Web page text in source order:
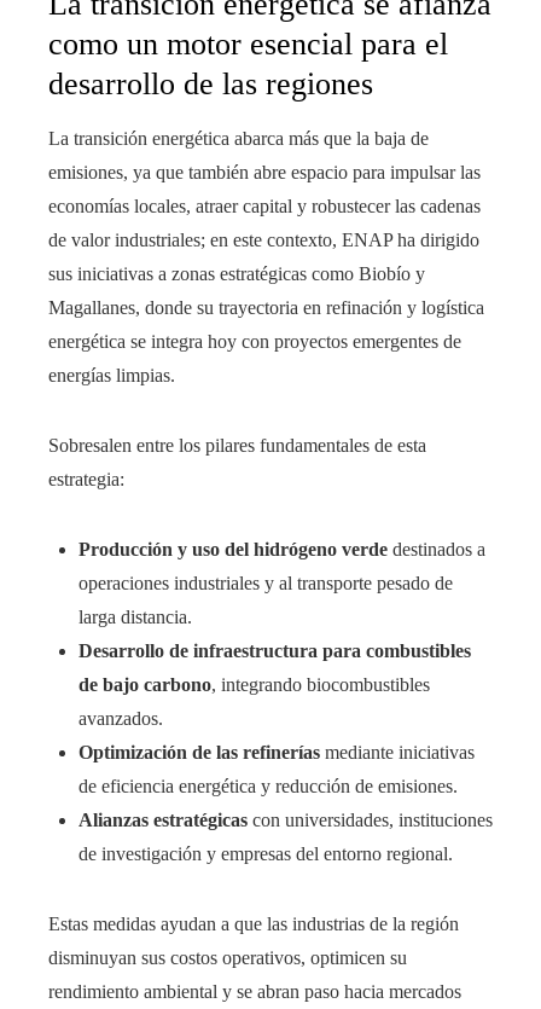
como un motor esencial para el
desarrollo de las regiones
La transición energética abarca más que la baja de
emisiones, ya que también abre espacio para impulsar las
economías locales, atraer capital y robustecer las cadenas
de valor industriales; en este contexto, ENAP ha dirigido
sus iniciativas a zonas estratégicas como Biobío y
Magallanes, donde su trayectoria en refinación y logística
energética se integra hoy con proyectos emergentes de
energías limpias.
Sobresalen entre los pilares fundamentales de esta
estrategia:
Producción y uso del hidrógeno verde destinados a
operaciones industriales y al transporte pesado de
larga distancia.
Desarrollo de infraestructura para combustibles
de bajo carbono, integrando biocombustibles
avanzados.
Optimización de las refinerías mediante iniciativas
de eficiencia energética y reducción de emisiones.
Alianzas estratégicas con universidades, instituciones
de investigación y empresas del entorno regional.
Estas medidas ayudan a que las industrias de la región
disminuyan sus costos operativos, optimicen su
rendimiento ambiental y se abran paso hacia mercados